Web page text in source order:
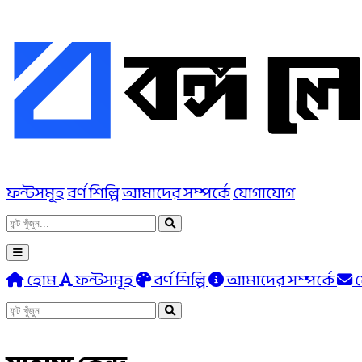
ফন্টসমূহবর্ণ শিল্পিআমাদের সম্পর্কেযোগাযোগ
হোম ফন্টসমূহ বর্ণ শিল্পি আমাদের সম্পর্কে